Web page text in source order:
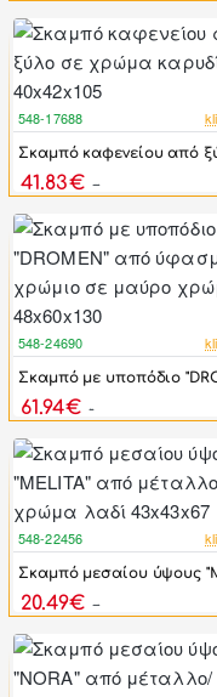
-
548-17688
41.83€
-
548-24690
61.94€
-
548-22456
20.49€